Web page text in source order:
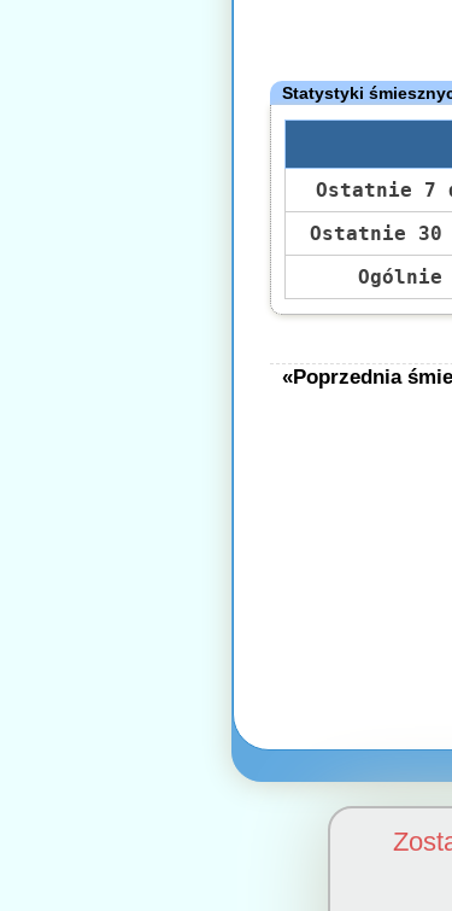
Statystyki
Ostatnie 7
Ostatnie 30
Ogólnie
«Poprzednia